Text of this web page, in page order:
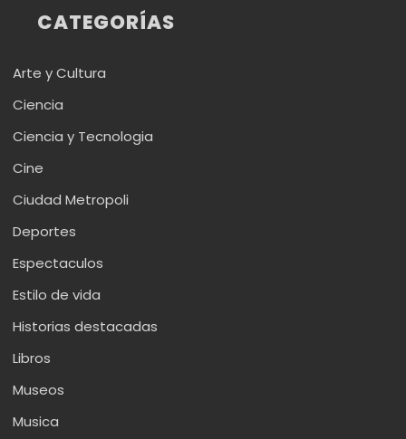
CATEGORÍAS
Arte y Cultura
Ciencia
Ciencia y Tecnologia
Cine
Ciudad Metropoli
Deportes
Espectaculos
Estilo de vida
Historias destacadas
Libros
Museos
Musica